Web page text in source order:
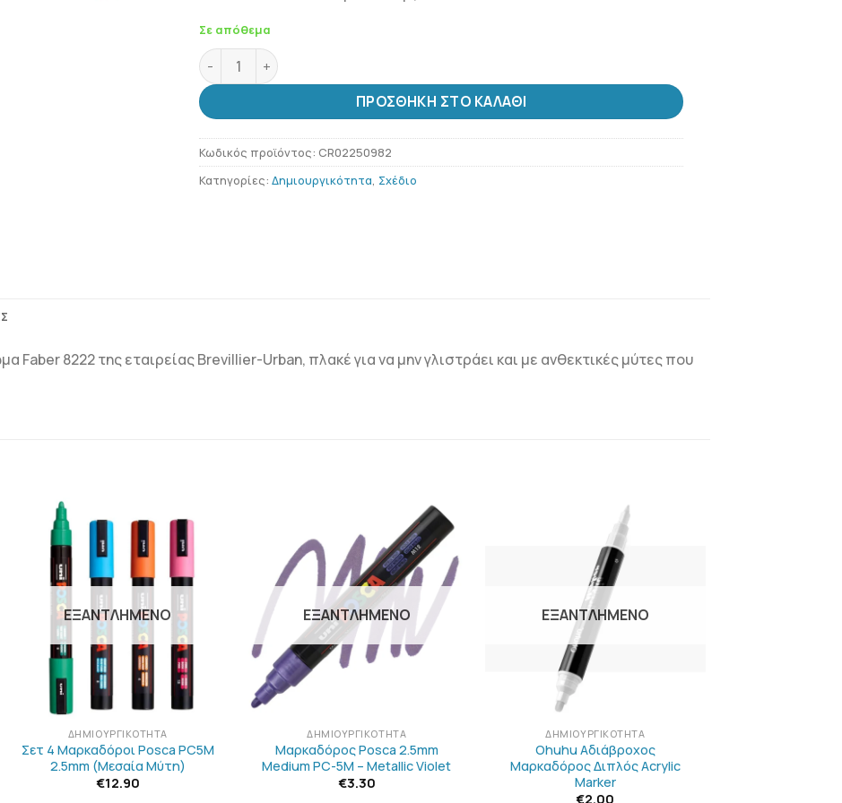
Σε απόθεμα
Brevillier-Urban Μολύβι Ξυλουργού πλακέ ποσότητα
ΠΡΟΣΘΉΚΗ ΣΤΟ ΚΑΛΆΘΙ
Κωδικός προϊόντος: CR02250982
Κατηγορίες: Δημιουργικότητα, Σχέδιο
Faber 8222 της εταιρείας Brevillier-Urban, πλακέ για να μην γλιστράει και με ανθεκτικές μύτες που
ΠΡΟΣΘΉΚΗ
ΣΤΗΝ
ΛΊΣΤΑ
ΕΠΙΘΥΜΙΏΝ
ΕΞΑΝΤΛΗΜΈΝΟ
ΔΗΜΙΟΥΡΓΙΚΌΤΗΤΑ
Σετ 4 Μαρκαδόροι Posca PC5M
2.5mm (Μεσαία Μύτη)
€12.90
ΠΡΟΣΘΉΚΗ
ΣΤΗΝ
ΛΊΣΤΑ
ΕΠΙΘΥΜΙΏΝ
+
ΕΞΑΝΤΛΗΜΈΝΟ
ΔΗΜΙΟΥΡΓΙΚΌΤΗΤΑ
Μαρκαδόρος Posca 2.5mm
Medium PC-5M – Metallic Violet
€3.30
ΕΞΑΝΤΛΗΜΈΝΟ
ΔΗΜΙΟΥΡΓΙΚΌΤΗΤΑ
Ohuhu Αδιάβροχος
Μαρκαδόρος Διπλός Acrylic
Marker
€2.00